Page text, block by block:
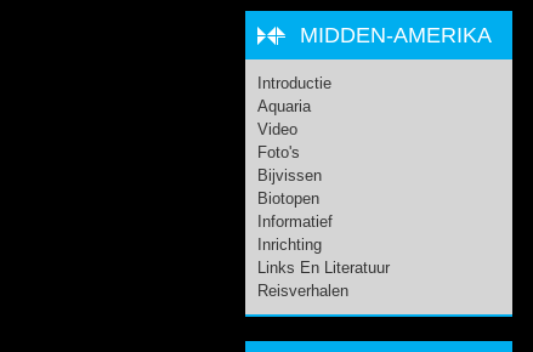
MIDDEN-AMERIKA
Introductie
Aquaria
Video
Foto's
Bijvissen
Biotopen
Informatief
Inrichting
Links En Literatuur
Reisverhalen